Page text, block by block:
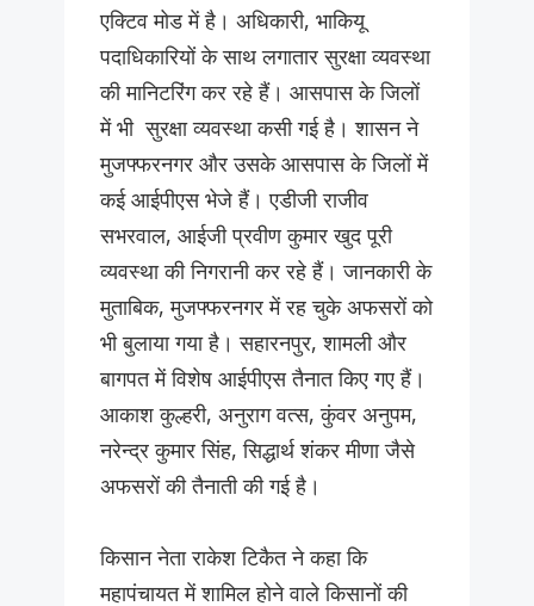
एक्टिव मोड में है। अधिकारी, भाकियू
पदाधिकारियों के साथ लगातार सुरक्षा व्यवस्था
की मानिटरिंग कर रहे हैं। आसपास के जिलों
में भी सुरक्षा व्यवस्था कसी गई है। शासन ने
मुजफ्फरनगर और उसके आसपास के जिलों में
कई आईपीएस भेजे हैं। एडीजी राजीव
सभरवाल, आईजी प्रवीण कुमार खुद पूरी
व्यवस्था की निगरानी कर रहे हैं। जानकारी के
मुताबिक, मुजफ्फरनगर में रह चुके अफसरों को
भी बुलाया गया है। सहारनपुर, शामली और
बागपत में विशेष आईपीएस तैनात किए गए हैं।
आकाश कुल्हरी, अनुराग वत्स, कुंवर अनुपम,
नरेन्द्र कुमार सिंह, सिद्धार्थ शंकर मीणा जैसे
अफसरों की तैनाती की गई है।
किसान नेता राकेश टिकैत ने कहा कि
महापंचायत में शामिल होने वाले किसानों की